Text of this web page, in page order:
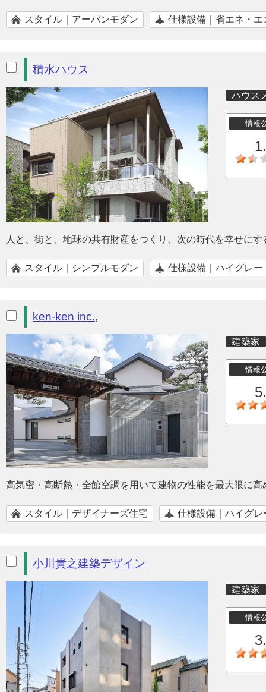
スタイル｜アーバンモダン 仕様設備｜省エネ・エ
積水ハウス
ハウス
情報
人と、街と、地球の共有財産をつくり、次の時代を幸せに
スタイル｜シンプルモダン 仕様設備｜ハイグレー
ken-ken inc.,
建築家
情報
高気密・高断熱・全館空調を用いて建物の性能を最大限に
スタイル｜デザイナーズ住宅 仕様設備｜ハイグレ
小川貴之建築デザイン
建築家
情報